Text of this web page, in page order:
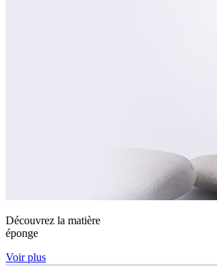
Découvrez la matière
éponge
Voir plus